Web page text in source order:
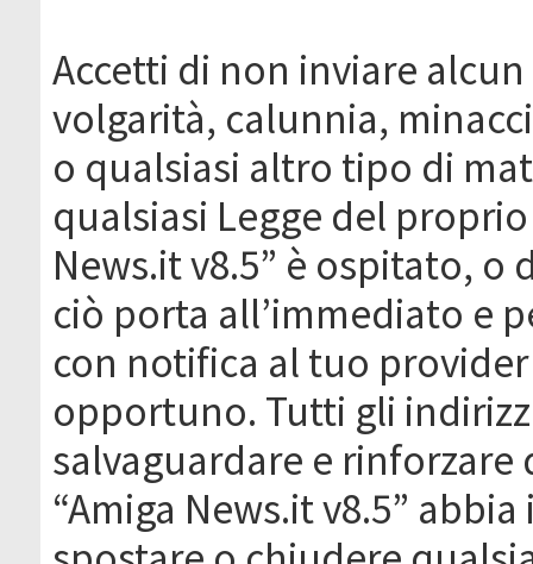
Accetti di non inviare
volgarità, calunnia,
o qualsiasi altro tipo di
qualsiasi Legge del
News.it v8.5” è ospitato, o
ciò porta all’immediato e
con notifica al tuo
opportuno. Tutti gli
salvaguardare e
“Amiga News.it v8.5”